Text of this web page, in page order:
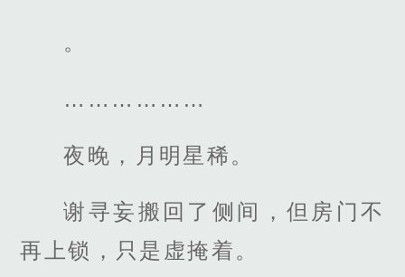
。
………………
夜晚，月明星稀。
谢寻妄搬回了侧间，但房门不
再上锁，只是虚掩着。